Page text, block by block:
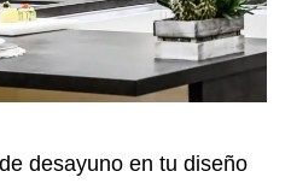
desayuno en tu diseño